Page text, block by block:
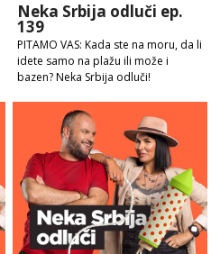
Neka Srbija odluči ep.
139
PITAMO VAS: Kada ste na moru, da li
idete samo na plažu ili može i
bazen? Neka Srbija odluči!